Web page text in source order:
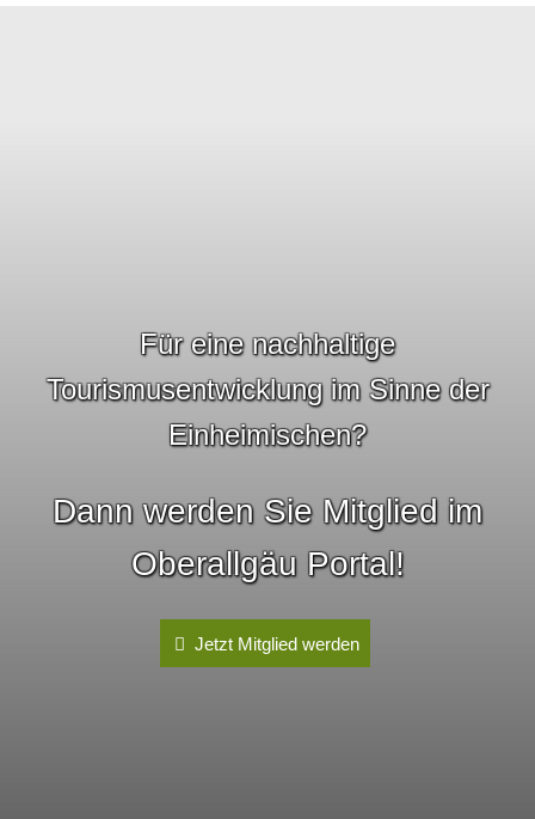
Für eine nachhaltige
Tourismusentwicklung im Sinne der
Einheimischen?
Dann werden Sie Mitglied im
Oberallgäu Portal!
Jetzt Mitglied werden